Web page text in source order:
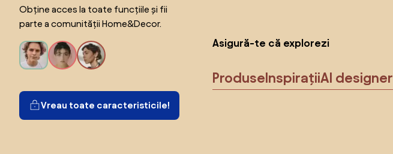
Obține acces la toate funcțiile și fii
parte a comunității Home&Decor.
Vreau toate caracteristicile!
Asigură-te că explorezi
Produse InspirațiiAI designer